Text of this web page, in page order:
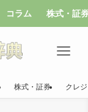
コラム 株式・証
株式・証券 クレ